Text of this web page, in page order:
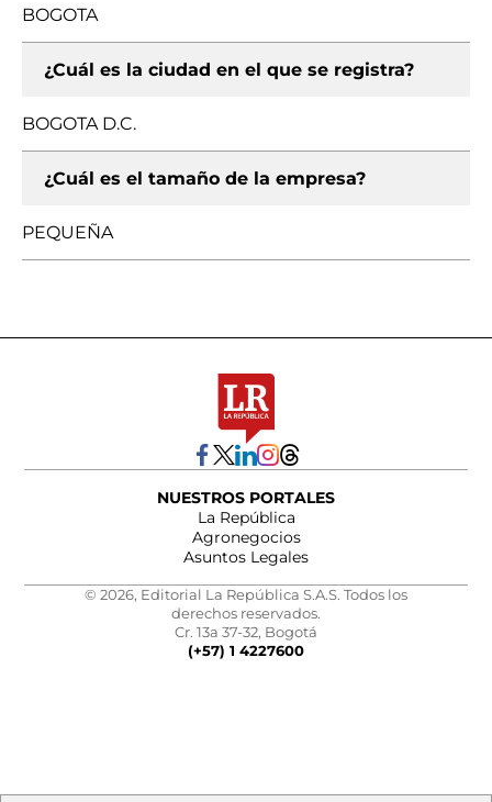
BOGOTA
¿Cuál es la ciudad en el que se registra?
BOGOTA D.C.
¿Cuál es el tamaño de la empresa?
PEQUEÑA
NUESTROS PORTALES
La República
Agronegocios
Asuntos Legales
© 2026, Editorial La República S.A.S. Todos los
derechos reservados.
Cr. 13a 37-32, Bogotá
(+57) 1 4227600